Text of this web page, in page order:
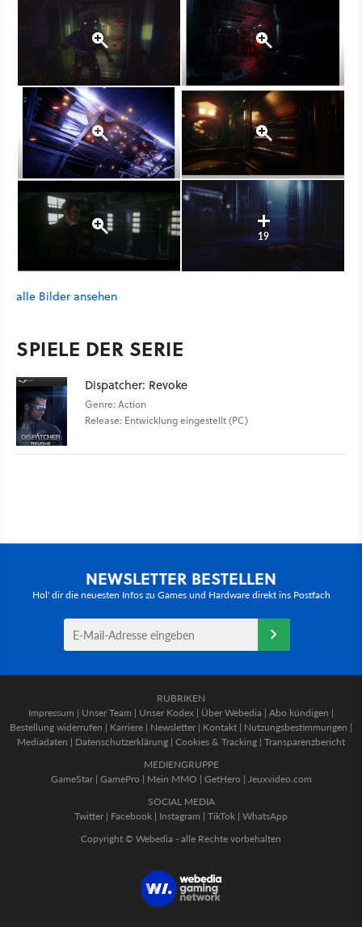
19
alle Bilder ansehen
SPIELE DER SERIE
Dispatcher: Revoke
Genre: Action
Release: Entwicklung eingestellt (PC)
NEWSLETTER BESTELLEN
Hol' dir die neuesten Infos zu Games und Hardware direkt ins Postfach
RUBRIKEN
Impressum | Unser Team | Unser Kodex | Über Webedia | Abo kündigen |
Bestellung widerrufen | Karriere | Newsletter | Kontakt | Nutzungsbestimmungen |
Mediadaten | Datenschutzerklärung | Cookies & Tracking | Transparenzbericht
MEDIENGRUPPE
GameStar| GamePro | Mein MMO | GetHero | Jeuxvideo.com
SOCIAL MEDIA
Twitter | Facebook | Instagram | TikTok | WhatsApp
Copyright © Webedia - alle Rechte vorbehalten